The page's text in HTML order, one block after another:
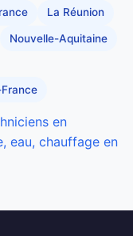
La Réunion
Nouvelle-Aquitaine
en
eau, chauffage en